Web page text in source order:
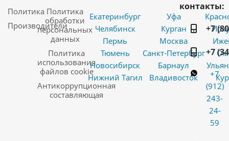
Политика
Производители
Политика
обработки
персональных
данных
Политика
использования
файлов cookie
Антикоррупционная
составляющая
Екатеринбург
Челябинск
Пермь
Тюмень
Новосибирск
Нижний Тагил
Уфа
Курган
Москва
Санкт-Петербург
Барнаул
Владивосток
контакты:
+7
+7
+7
(912)
243-
24-
59